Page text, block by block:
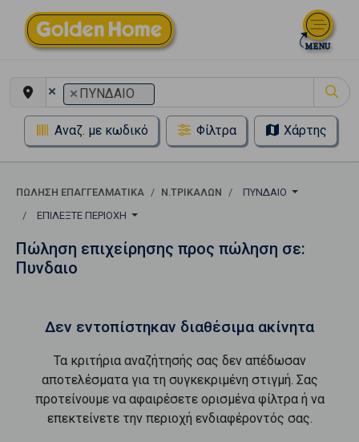
× × ΠΥΝΔΑΙΟ
Αναζ. με κωδικό Φίλτρα Χάρτης
ΠΏΛΗΣΗ ΕΠΑΓΓΕΛΜΑΤΙΚΆ Ν.ΤΡΙΚΑΛΩΝ
ΠΥΝΔΑΙΟ
ΕΠΙΛΈΞΤΕ ΠΕΡΙΟΧΉ
Πώληση επιχείρησης προς πώληση σε:
Πυνδαιο
Δεν εντοπίστηκαν διαθέσιμα ακίνητα
Τα κριτήρια αναζήτησής σας δεν απέδωσαν
αποτελέσματα για τη συγκεκριμένη στιγμή. Σας
προτείνουμε να αφαιρέσετε ορισμένα φίλτρα ή να
επεκτείνετε την περιοχή ενδιαφέροντός σας.